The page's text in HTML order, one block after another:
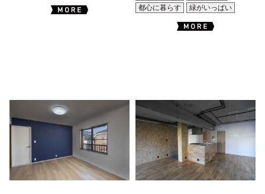
都心に暮らす
緑がいっぱい